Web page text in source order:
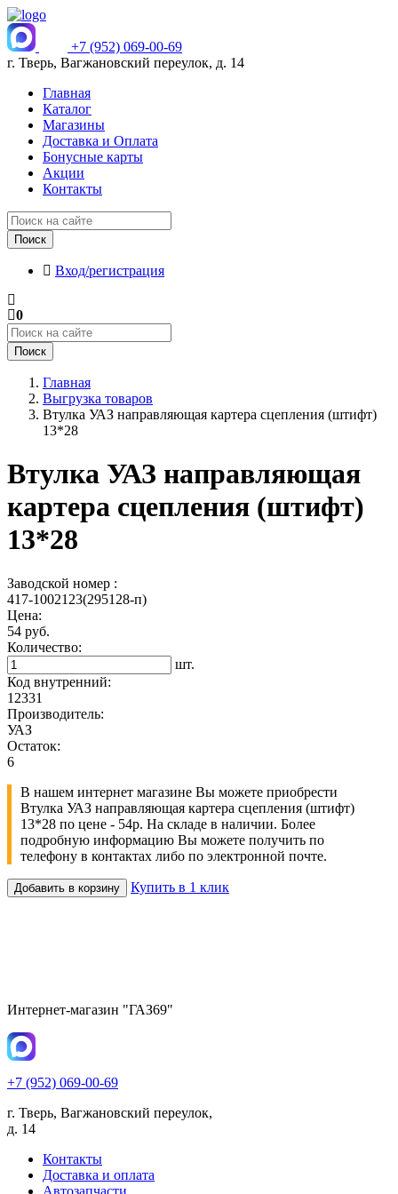
+7 (952) 069-00-69
г. Тверь, Вагжановский переулок, д. 14
Главная
Каталог
Магазины
Доставка и Оплата
Бонусные карты
Акции
Контакты
Поиск
Вход/регистрация
0
Поиск
Главная
Выгрузка товаров
Втулка УАЗ направляющая картера сцепления (штифт)
13*28
Втулка УАЗ направляющая
картера сцепления (штифт)
13*28
Заводской номер :
417-1002123(295128-п)
Цена:
54 руб.
Количество:
шт.
Код внутренний:
12331
Производитель:
УАЗ
Остаток:
6
В нашем интернет магазине Вы можете приобрести
Втулка УАЗ направляющая картера сцепления (штифт)
13*28 по цене - 54р. На складе в наличии. Более
подробную информацию Вы можете получить по
телефону в контактах либо по электронной почте.
Добавить в корзину Купить в 1 клик
Интернет-магазин "ГАЗ69"
+7 (952) 069-00-69
г. Тверь, Вагжановский переулок,
д. 14
Контакты
Доставка и оплата
Автозапчасти